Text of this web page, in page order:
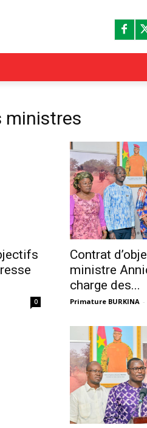
ministres
0
Contrat
ministre
charge des...
Primature BURKINA -